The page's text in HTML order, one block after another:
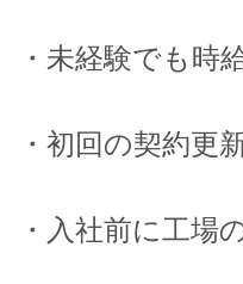
・未経験でも時
・初回の契約更
・入社前に工